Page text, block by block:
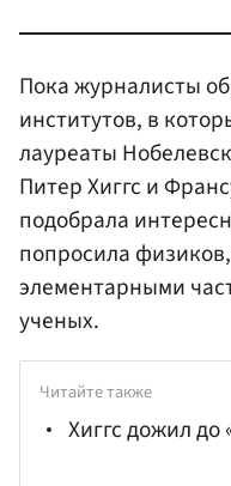
Пока журналисты
институтов, в
лауреаты
Питер Хиггс и
подобрала
попросила
элементарными
ученых.
Читайте также
Хиггс дожил до